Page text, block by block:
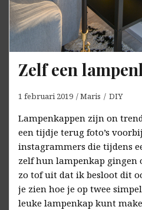
Zelf een
1 februari 2019 Maris DIY
Lampenkappen zijn on
een tijdje terug foto’s
instagrammers die tijdens
zelf hun lampenkap gingen
zo tof uit dat ik besloot dit
je zien hoe je op twee
leuke lampenkap kunt